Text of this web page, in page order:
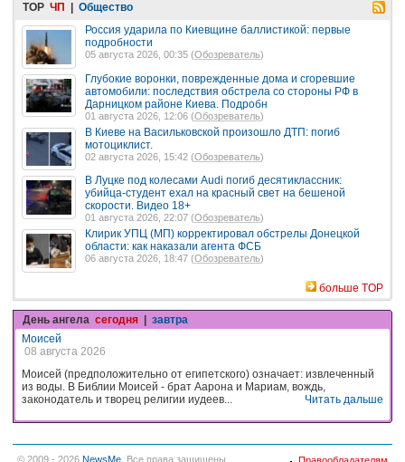
TOP ЧП
Общество
Россия ударила по Киевщине баллистикой: первые
подробности
05 августа 2026, 00:35 (Обозреватель)
Глубокие воронки, поврежденные дома и сгоревшие
автомобили: последствия обстрела со стороны РФ в
Дарницком районе Киева. Подробн
01 августа 2026, 12:06 (Обозреватель)
В Киеве на Васильковской произошло ДТП: погиб
мотоциклист.
02 августа 2026, 15:42 (Обозреватель)
В Луцке под колесами Audi погиб десятиклассник:
убийца-студент ехал на красный свет на бешеной
скорости. Видео 18+
01 августа 2026, 22:07 (Обозреватель)
Клирик УПЦ (МП) корректировал обстрелы Донецкой
области: как наказали агента ФСБ
06 августа 2026, 18:47 (Обозреватель)
больше TOP
День ангела сегодня | завтра
Моисей
08 августа 2026
Моисей (предположительно от египетского) означает: извлеченный
из воды. В Библии Моисей - брат Аарона и Мариам, вождь,
законодатель и творец религии иудеев...
Читать дальше
© 2009 - 2026 NewsMe . Все права защищены.